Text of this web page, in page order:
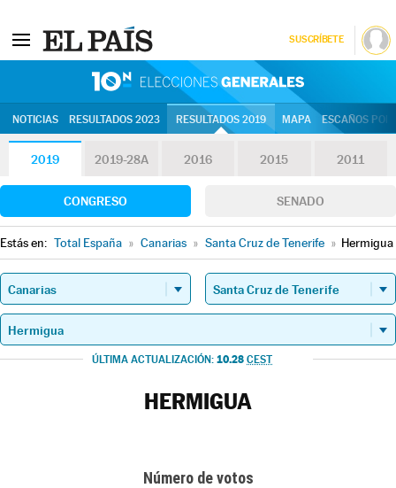
SUSCRÍBETE
NOTICIAS RESULTADOS 2023 RESULTADOS 2019 MAPA ESCAÑOS
2019 2019-28A 2016 2015 2011
CONGRESO SENADO
Estás en: Total España » Canarias » Santa Cruz de Tenerife » Hermigua
ÚLTIMA ACTUALIZACIÓN: 10.28 CEST
HERMIGUA
Número de votos